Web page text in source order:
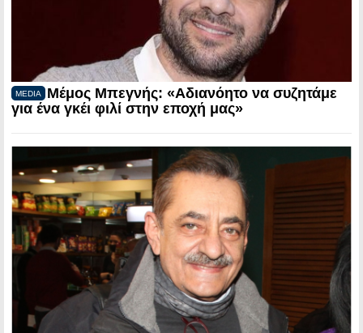
MEDIA
Μέμος Μπεγνής: «Αδιανόητο να συζητάμε
για ένα γκέι φιλί στην εποχή μας»